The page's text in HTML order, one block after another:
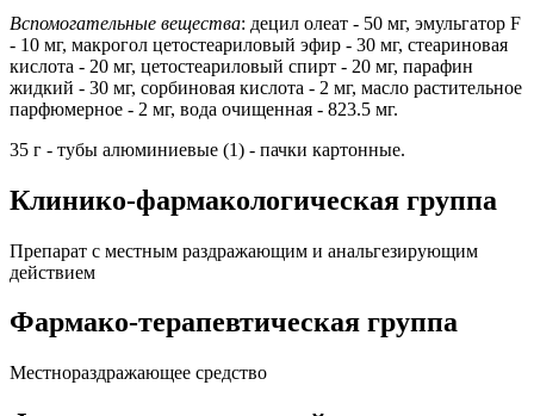
Вспомогательные вещества: децил олеат - 50 мг, эмульгатор F
- 10 мг, макрогол цетостеариловый эфир - 30 мг, стеариновая
кислота - 20 мг, цетостеариловый спирт - 20 мг, парафин
жидкий - 30 мг, сорбиновая кислота - 2 мг, масло растительное
парфюмерное - 2 мг, вода очищенная - 823.5 мг.
35 г - тубы алюминиевые (1) - пачки картонные.
Клинико-фармакологическая группа
Препарат с местным раздражающим и анальгезирующим
действием
Фармако-терапевтическая группа
Местнораздражающее средство